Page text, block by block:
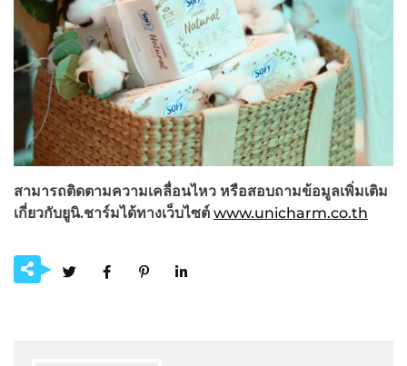
สามารถติดตามความเคลื่อนไหว หรือสอบถามข้อมูลเพิ่มเติม
เกี่ยวกับยูนิ.ชาร์มได้ทางเว็บไซต์ www.unicharm.co.th